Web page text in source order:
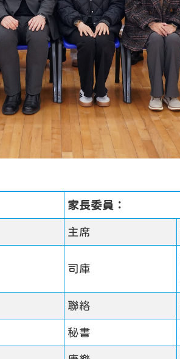
家長委員：
主席
司庫
聯絡
秘書